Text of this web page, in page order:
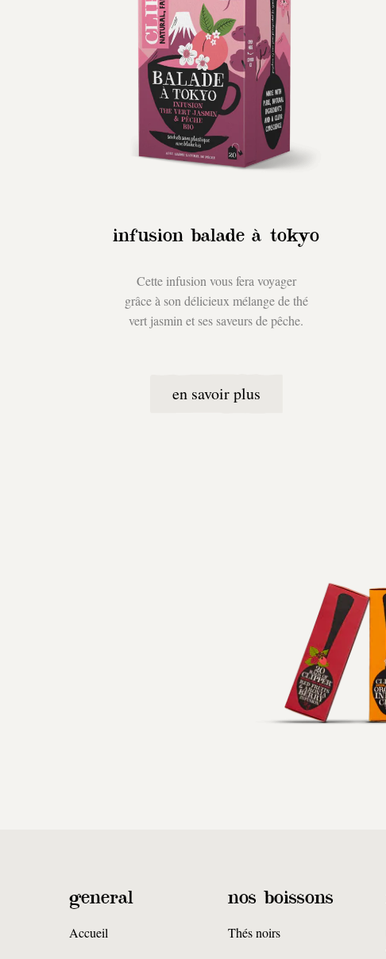
infusion balade à tokyo
Cette infusion vous fera voyager
grâce à son délicieux mélange de thé
vert jasmin et ses saveurs de pêche.
en savoir plus
general
Accueil
nos boissons
Thés noirs